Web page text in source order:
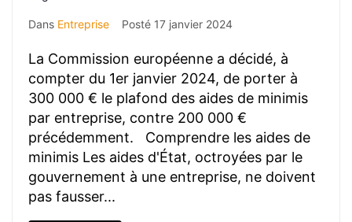
Dans Entreprise Posté 17 janvier 2024
La Commission européenne a décidé, à
compter du 1er janvier 2024, de porter à
300 000 € le plafond des aides de minimis
par entreprise, contre 200 000 €
précédemment. Comprendre les aides de
minimis Les aides d'État, octroyées par le
gouvernement à une entreprise, ne doivent
pas fausser...